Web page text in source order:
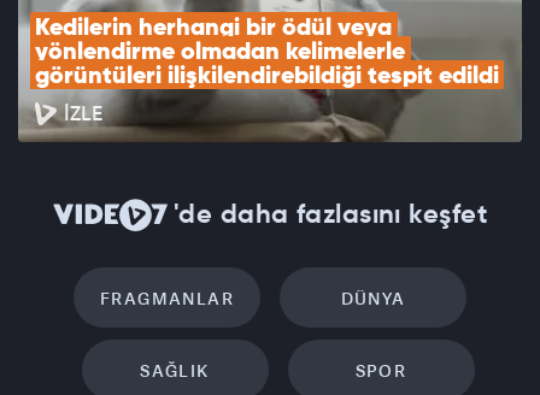
Kedilerin herhangi bir ödül veya
yönlendirme olmadan kelimelerle
görüntüleri ilişkilendirebildiği tespit edildi
İZLE
'de daha fazlasını keşfet
FRAGMANLAR DÜNYA
SAĞLIK SPOR